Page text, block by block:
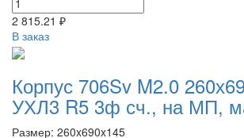
2 815.21 ₽
В заказ
Корпус 706Sv M2.0
УХЛ3 R5 3ф сч., на МП,
Размер: 260x690x145